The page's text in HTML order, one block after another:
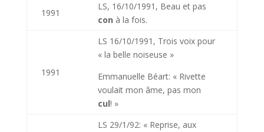
1991
LS, 16/10/1991, Beau et pas
con à la fois.
1991
LS 16/10/1991, Trois voix pour
« la belle noiseuse »
Emmanuelle Béart: « Rivette
voulait mon âme, pas mon
cul! »
LS 29/1/92: « Reprise, aux